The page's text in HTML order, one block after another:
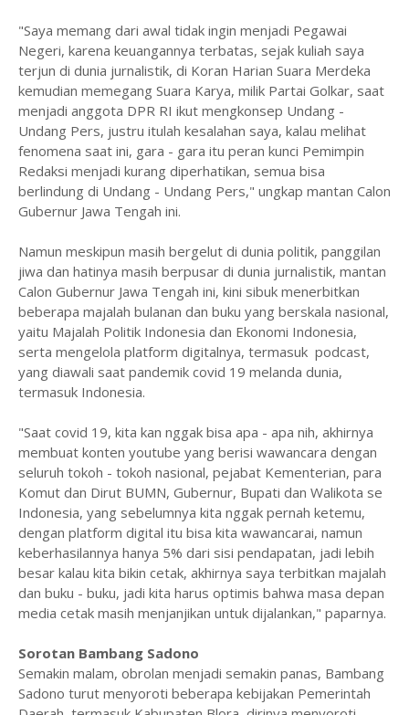
"Saya memang dari awal tidak ingin menjadi Pegawai
Negeri, karena keuangannya terbatas, sejak kuliah saya
terjun di dunia jurnalistik, di Koran Harian Suara Merdeka
kemudian memegang Suara Karya, milik Partai Golkar, saat
menjadi anggota DPR RI ikut mengkonsep Undang -
Undang Pers, justru itulah kesalahan saya, kalau melihat
fenomena saat ini, gara - gara itu peran kunci Pemimpin
Redaksi menjadi kurang diperhatikan, semua bisa
berlindung di Undang - Undang Pers," ungkap mantan Calon
Gubernur Jawa Tengah ini.
Namun meskipun masih bergelut di dunia politik, panggilan
jiwa dan hatinya masih berpusar di dunia jurnalistik, mantan
Calon Gubernur Jawa Tengah ini, kini sibuk menerbitkan
beberapa majalah bulanan dan buku yang berskala nasional,
yaitu Majalah Politik Indonesia dan Ekonomi Indonesia,
serta mengelola platform digitalnya, termasuk podcast,
yang diawali saat pandemik covid 19 melanda dunia,
termasuk Indonesia.
"Saat covid 19, kita kan nggak bisa apa - apa nih, akhirnya
membuat konten youtube yang berisi wawancara dengan
seluruh tokoh - tokoh nasional, pejabat Kementerian, para
Komut dan Dirut BUMN, Gubernur, Bupati dan Walikota se
Indonesia, yang sebelumnya kita nggak pernah ketemu,
dengan platform digital itu bisa kita wawancarai, namun
keberhasilannya hanya 5% dari sisi pendapatan, jadi lebih
besar kalau kita bikin cetak, akhirnya saya terbitkan majalah
dan buku - buku, jadi kita harus optimis bahwa masa depan
media cetak masih menjanjikan untuk dijalankan," paparnya.
Sorotan Bambang Sadono
Semakin malam, obrolan menjadi semakin panas, Bambang
Sadono turut menyoroti beberapa kebijakan Pemerintah